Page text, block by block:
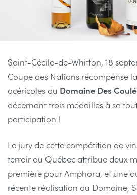
Saint-Cécile-de-Whitton, 18
Coupe des Nations récompense
acéricoles du Domaine Des
décernant trois médailles à sa
participation !
Le jury de cette compétition de
terroir du Québec attribue deux
première pour Amphora, et une
récente réalisation du Domaine,